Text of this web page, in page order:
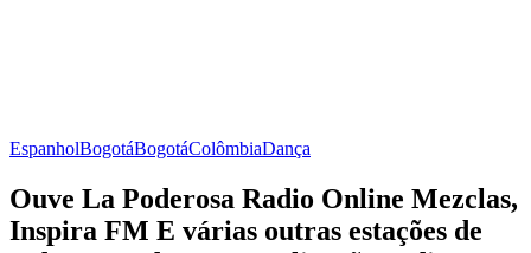
EspanholBogotáBogotáColômbiaDança
Ouve La Poderosa Radio Online Mezclas,
Inspira FM E várias outras estações de